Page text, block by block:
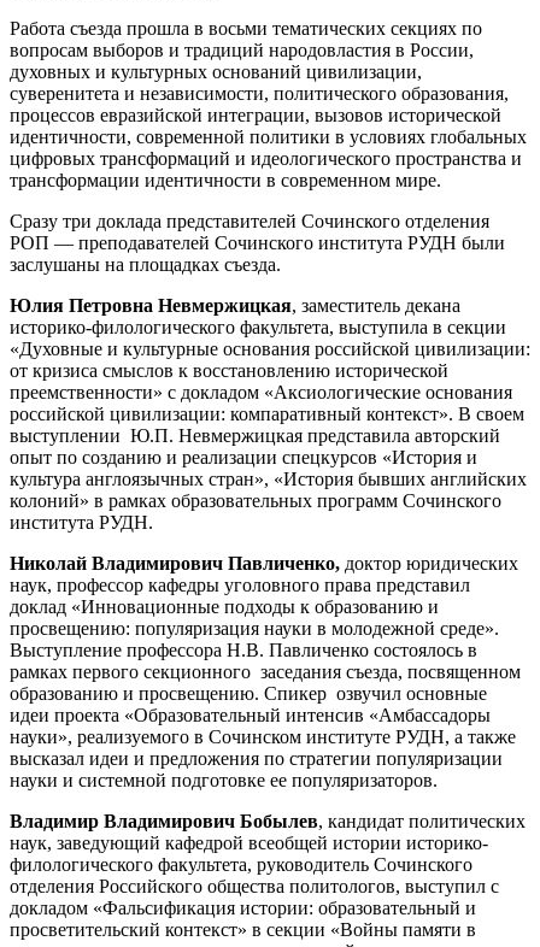
Работа съезда прошла в восьми тематических секциях по
вопросам выборов и традиций народовластия в России,
духовных и культурных оснований цивилизации,
суверенитета и независимости, политического образования,
процессов евразийской интеграции, вызовов исторической
идентичности, современной политики в условиях глобальных
цифровых трансформаций и идеологического пространства и
трансформации идентичности в современном мире.
Сразу три доклада представителей Сочинского отделения
РОП — преподавателей Сочинского института РУДН были
заслушаны на площадках съезда.
Юлия Петровна Невмержицкая, заместитель декана
историко-филологического факультета, выступила в секции
«Духовные и культурные основания российской цивилизации:
от кризиса смыслов к восстановлению исторической
преемственности» с докладом «Аксиологические основания
российской цивилизации: компаративный контекст». В своем
выступлении Ю.П. Невмержицкая представила авторский
опыт по созданию и реализации спецкурсов «История и
культура англоязычных стран», «История бывших английских
колоний» в рамках образовательных программ Сочинского
института РУДН.
Николай Владимирович Павличенко, доктор юридических
наук, профессор кафедры уголовного права представил
доклад «Инновационные подходы к образованию и
просвещению: популяризация науки в молодежной среде».
Выступление профессора Н.В. Павличенко состоялось в
рамках первого секционного заседания съезда, посвященном
образованию и просвещению. Спикер озвучил основные
идеи проекта «Образовательный интенсив «Амбассадоры
науки», реализуемого в Сочинском институте РУДН, а также
высказал идеи и предложения по стратегии популяризации
науки и системной подготовке ее популяризаторов.
Владимир Владимирович Бобылев, кандидат политических
наук, заведующий кафедрой всеобщей истории историко-
филологического факультета, руководитель Сочинского
отделения Российского общества политологов, выступил с
докладом «Фальсификация истории: образовательный и
просветительский контекст» в секции «Войны памяти в